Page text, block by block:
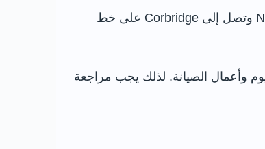
القطار هو الخيار الأكثر عملية لمن يريد زيارة وسط كوربريدج دون قيادة. تنطلق الرحلات من محطة Newcastle Central وتصل إلى Corbridge على خط